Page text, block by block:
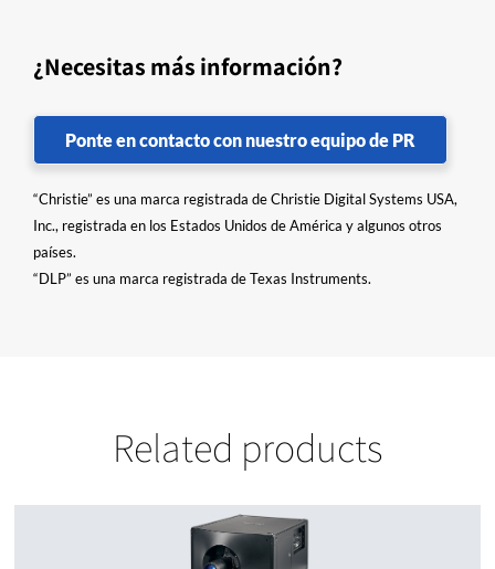
¿Necesitas más información?
Ponte en contacto con nuestro equipo de PR
“Christie” es una marca registrada de Christie Digital Systems USA,
Inc., registrada en los Estados Unidos de América y algunos otros
países.
“DLP” es una marca registrada de Texas Instruments.
Related products